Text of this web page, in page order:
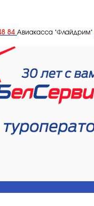
84 Авиакасса "Флайдрим"